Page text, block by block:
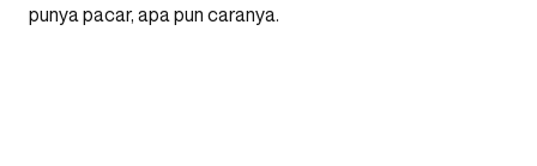
punya pacar, apa pun caranya.